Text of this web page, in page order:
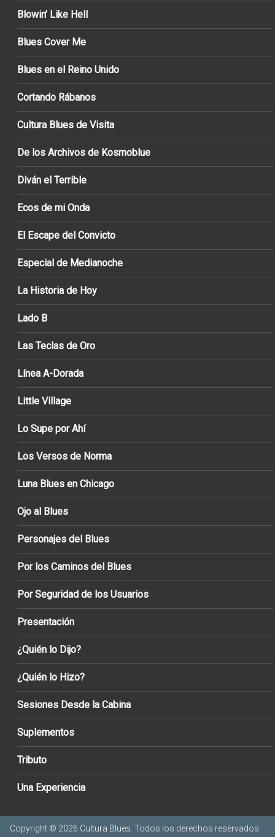
Blowin’ Like Hell
Blues Cover Me
Blues en el Reino Unido
Cortando Rábanos
Cultura Blues de Visita
De los Archivos de Kosmoblue
Diván el Terrible
Ecos de mi Onda
El Escape del Convicto
Especial de Medianoche
La Historia de Hoy
Lado B
Las Teclas de Oro
Línea A-Dorada
Little Village
Lo Supe por Ahí
Los Versos de Norma
Luna Blues en Chicago
Ojo al Blues
Personajes del Blues
Por los Caminos del Blues
Por Seguridad de los Usuarios
Presentación
¿Quién lo Dijo?
¿Quién lo Hizo?
Sesiones Desde la Cabina
Suplementos
Tributo
Una Experiencia
Copyright © 2026 Cultura Blues . Todos los derechos reservados.